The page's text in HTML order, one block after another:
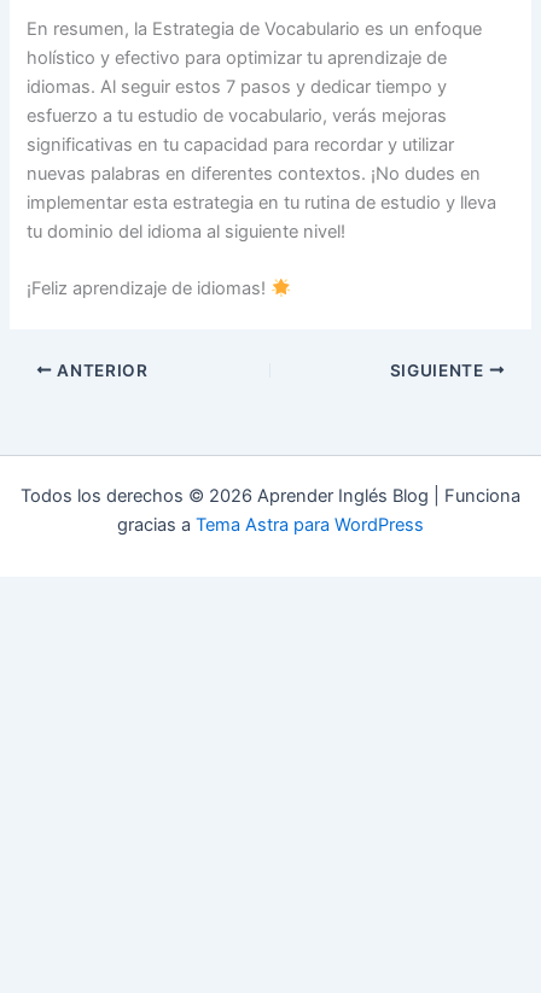
En resumen, la Estrategia de Vocabulario es un enfoque
holístico y efectivo para optimizar tu aprendizaje de
idiomas. Al seguir estos 7 pasos y dedicar tiempo y
esfuerzo a tu estudio de vocabulario, verás mejoras
significativas en tu capacidad para recordar y utilizar
nuevas palabras en diferentes contextos. ¡No dudes en
implementar esta estrategia en tu rutina de estudio y lleva
tu dominio del idioma al siguiente nivel!
¡Feliz aprendizaje de idiomas!
ANTERIOR SIGUIENTE
Todos los derechos © 2026 Aprender Inglés Blog | Funciona
gracias a Tema Astra para WordPress